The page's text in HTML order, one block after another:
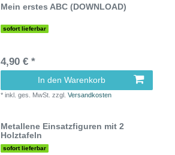
Mein erstes ABC (DOWNLOAD)
sofort lieferbar
4,90 € *
In den Warenkorb
*inkl. ges. MwSt. zzgl.Versandkosten
Metallene Einsatzfiguren mit 2
Holztafeln
sofort lieferbar